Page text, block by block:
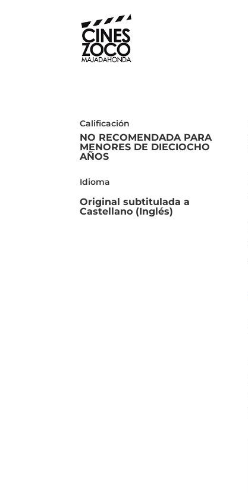
Calificación
NO RECOMENDADA PARA
MENORES DE DIECIOCHO
AÑOS
Idioma
Original subtitulada a
Castellano (Inglés)